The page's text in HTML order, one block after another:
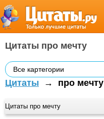
Цитаты про мечту
Все картегории
Цитаты → про мечту
Цитаты про мечту